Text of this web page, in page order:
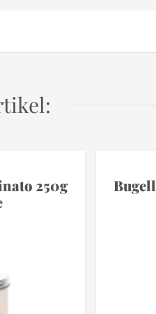
250g